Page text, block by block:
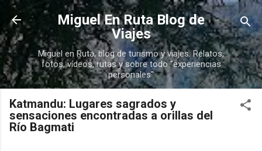
Ir al contenido principal
Miguel En Ruta Blog de
Viajes
Miguel en Ruta, blog de turismo y viajes. Relatos,
fotos, vídeos, rutas y sobre todo "experiencias
personales"
Katmandu: Lugares sagrados y
sensaciones encontradas a orillas del
Río Bagmati